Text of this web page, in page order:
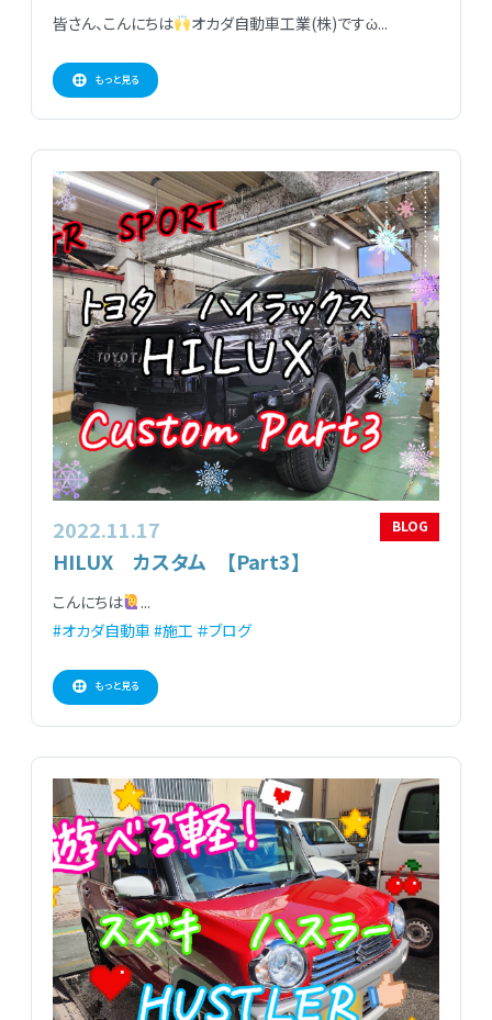
皆さん、こんにちは オカダ自動車工業(株)ですὠ...
もっと見る
2022.11.17 BLOG
HILUX カスタム 【Part3】
こんにちは
...
#オカダ自動車 #施工 ＃ブログ
もっと見る